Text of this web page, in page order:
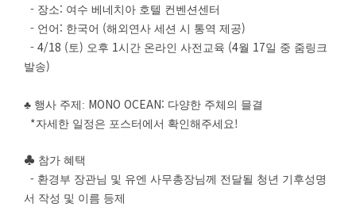
- 장소: 여수 베네치아 호텔 컨벤션센터
- 언어 : 한국어 (해외연사 세션 시 통역 제공)
- 4/18 (토) 오후 1시간 온라인 사전교육 (4월 17일 중 줌링크
발송)
♣ 행사 주제: MONO OCEAN: 다양한 주체의 믈결
*자세한 일정은 포스터에서 확인해주세요!
♣ 참가 혜택
- 환경부 장관님 및 유엔 사무총장님께 전달될 청년 기후성명
서 작성 및 이름 등제